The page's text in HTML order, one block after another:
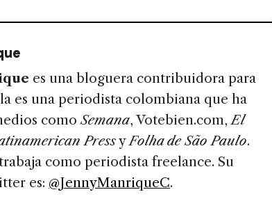
es una bloguera contribuidora para
es una periodista colombiana que ha
comoSemana, Votebien.com, El
PressyFolha de São Paulo.
como periodista freelance. Su
es: @JennyManriqueC.